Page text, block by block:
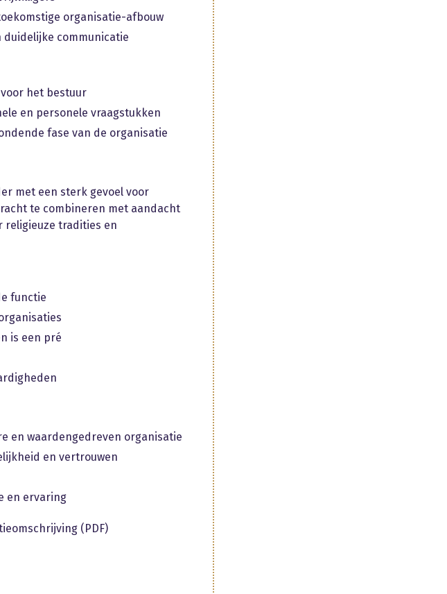
organisatie-afbouw
communicatie
het bestuur
en personele vraagstukken
fase van de organisatie
met een sterk gevoel voor
te combineren met aandacht
religieuze tradities en
functie
is een pré
en waardengedreven organisatie
en vertrouwen
en ervaring
(PDF)